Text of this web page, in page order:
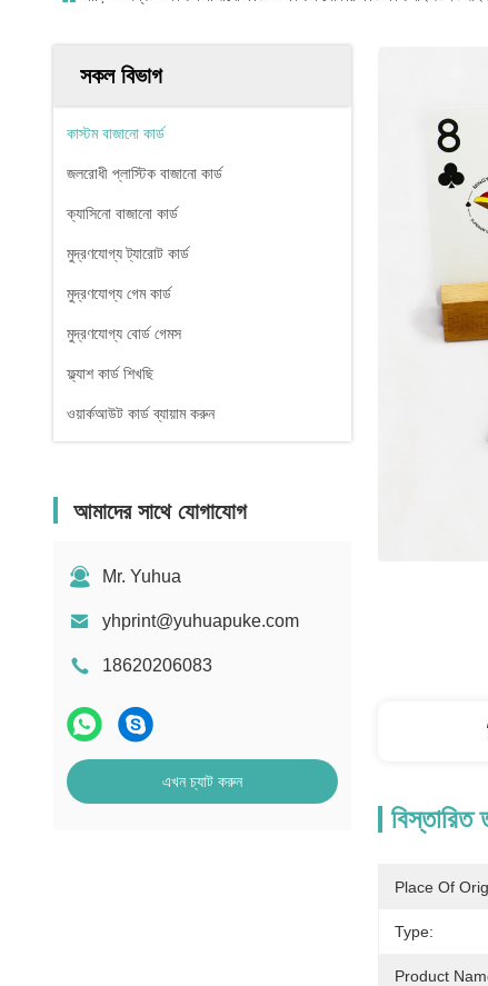
সকল বিভাগ
কাস্টম বাজানো কার্ড
জলরোধী প্লাস্টিক বাজানো কার্ড
ক্যাসিনো বাজানো কার্ড
মুদ্রণযোগ্য ট্যারোট কার্ড
মুদ্রণযোগ্য গেম কার্ড
মুদ্রণযোগ্য বোর্ড গেমস
ফ্ল্যাশ কার্ড শিখছি
ওয়ার্কআউট কার্ড ব্যায়াম করুন
আমাদের সাথে যোগাযোগ
Mr. Yuhua
yhprint@yuhuapuke.com
18620206083
এখন চ্যাট করুন
বিস্তারিত
Place Of
Type:
Product